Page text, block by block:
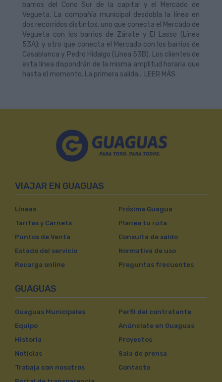
barrios del Cono Sur de la capital y el Mercado de
Vegueta. La compañía municipal desdobla la línea en
dos recorridos distintos, uno que conecta el Mercado de
Vegueta con los barrios de Zárate y El Lasso (Línea
53A); y otro que conecta el Mercado con los barrios de
Casablanca y Pedro Hidalgo (Línea 53B). Los clientes de
esta línea dispondrán de la misma amplitud horaria que
hasta el momento. La primera salida... LEER MÁS
VIAJAR EN GUAGUAS
Líneas
Tarifas y Carnets
Puntos de Venta
Estado del servicio
Recarga online
Próxima Guagua
Planea tu ruta
Consulta de saldo
Normativa de uso
Preguntas frecuentes
GUAGUAS
Guaguas Municipales
Equipo
Historia
Noticias
Trabaja con nosotros
Perfil del contratante
Anúnciate en Guaguas
Proyectos
Sala de prensa
Contacto